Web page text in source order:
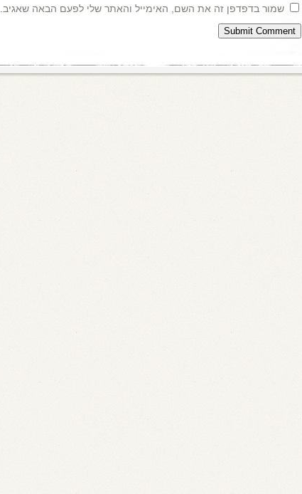
שמור בדפדפן זה את השם, האימייל והאתר שלי לפעם הבאה שאגיב.